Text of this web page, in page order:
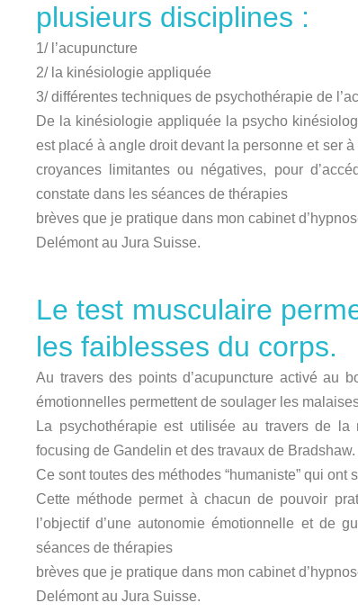
plusieurs disciplines :
1/ l’acupuncture
2/ la kinésiologie appliquée
3/ différentes techniques de psychothérapie de
De la kinésiologie appliquée la psycho
est placé à angle droit devant la personne et ser
croyances limitantes ou négatives, pour
constate dans les séances de thérapies
brèves que je pratique dans mon cabinet
Delémont au Jura Suisse.
Le test musculaire
les faiblesses du corps.
Au travers des points d’acupuncture activé au
émotionnelles permettent de soulager les
La psychothérapie est utilisée au travers de la
focusing de Gandelin et des travaux de Bradshaw.
Ce sont toutes des méthodes “humaniste” qui
Cette méthode permet à chacun de pouvoir
l’objectif d’une autonomie émotionnelle et de
séances de thérapies
brèves que je pratique dans mon cabinet
Delémont au Jura Suisse.